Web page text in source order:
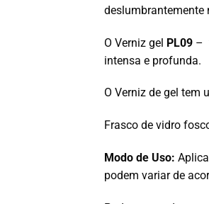
deslumbrantemente
O Verniz gel PL09 –
intensa e profunda.
O Verniz de gel tem
Frasco de vidro
Modo de Uso:
podem variar de